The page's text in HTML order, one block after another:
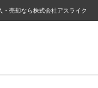
売却なら株式会社アスライク